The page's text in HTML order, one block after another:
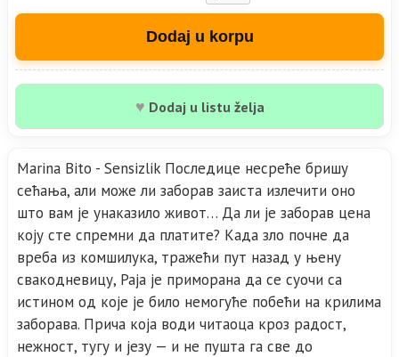
Dodaj u korpu
♥ Dodaj u listu želja
Marina Bito - Sensizlik Последице несреће бришу
сећања, али може ли заборав заиста излечити оно
што вам је унаказило живот… Да ли је заборав цена
коју сте спремни да платите? Када зло почне да
вреба из комшилука, тражећи пут назад у њену
свакодневицу, Раја је приморана да се суочи са
истином од које је било немогуће побећи на крилима
заборава. Прича која води читаоца кроз радост,
нежност, тугу и језу — и не пушта га све до